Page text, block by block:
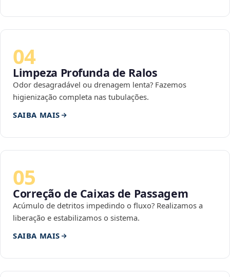
04
Limpeza Profunda de Ralos
Odor desagradável ou drenagem lenta? Fazemos
higienização completa nas tubulações.
SAIBA MAIS
05
Correção de Caixas de Passagem
Acúmulo de detritos impedindo o fluxo? Realizamos a
liberação e estabilizamos o sistema.
SAIBA MAIS